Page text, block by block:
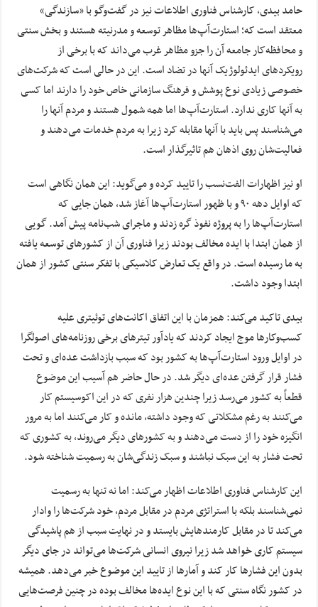
حامد بیدی، کارشناس فناوری اطلاعات نیز در گفت‌وگو با «سازندگی»
معتقد است که؛ استارت‌آپ‌ها مظاهر توسعه و مدرنیته هستند و بخش سنتی
و محافظه‌کار جامعه آن را جزو مظاهر غرب می‌داند که با برخی از
رویکردهای ایدئولوژیک آنها در تضاد است. این در حالی است که شرکت‌های
خصوصی زیادی نوع پوشش و فرهنگ سازمانی خاص خود را دارند اما کسی
به آنها کاری ندارد. استارت‌آپ‌ها اما همه شمول هستند و مردم آنها را
می‌شناسند پس باید با آنها مقابله کرد زیرا به مردم خدمات می‌دهند و
فعالیت‌شان روی اذهان هم تاثیرگذار است.
او نیز اظهارات الفت‌نسب را تایید کرده و می‌گوید: این همان نگاهی است
که اوایل دهه ۹۰ و با ظهور استارت‌آپ‌ها آغاز شد، همان جایی که
استارت‌آپ‌ها را به پروژه نفوذ گره زدند و ماجرای شب‌نامه پیش آمد. گویی
از همان ابتدا با ایده مخالف بودند زیرا فناوری آن از کشورهای توسعه یافته
به ما رسیده است. در واقع یک تعارض کلاسیکی با تفکر سنتی کشور از همان
ابتدا وجود داشت.
بیدی تاکید می‌کند: همزمان با این اتفاق اکانت‌های توئیتری علیه
کسب‌وکارها موج ایجاد کردند که یادآور تیترهای برخی روزنامه‌های اصولگرا
در اوایل ورود استارت‌آپ‌ها به کشور بود که سبب بازداشت عده‌ای و تحت
فشار قرار گرفتن عده‌ای دیگر شد. در حال حاضر هم آسیب این موضوع
قطعاً به کشور می‌رسد زیرا چندین هزار نفری که در این اکوسیستم کار
می‌کنند به رغم مشکلاتی که وجود داشته، مانده و کار می‌کنند اما به مرور
انگیزه خود را از دست می‌دهند و به کشورهای دیگر می‌روند، به کشوری که
تحت فشار به این سبک نباشند و سبک زندگی‌شان به رسمیت شناخته شود.
این کارشناس فناوری اطلاعات اظهار می‌کند: اما نه تنها به رسمیت
نمی‌شناسند بلکه با استراتژی مردم در مقابل مردم، خود شرکت‌ها را وادار
می‌کند تا در مقابل کارمندهایش بایستد و در نهایت سبب از هم پاشیدگی
سیستم کاری خواهد شد زیرا نیروی انسانی شرکت‌ها می‌تواند در جای دیگر
بدون این فشارها کار کند و آمارها از تایید این موضوع خبر می‌دهد. همیشه
در کشور نگاه سنتی که با این نوع ایده‌ها مخالف بوده در چنین فرصت‌هایی